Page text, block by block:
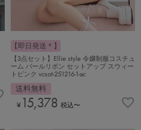
【即日発送＊】
【3点セット】Ellie style 令嬢制服コスチュ
ーム パールリボン セットアップ スウィー
トピンク vcsot-251216-1-ac
送料無料
¥ 15,378 税込〜